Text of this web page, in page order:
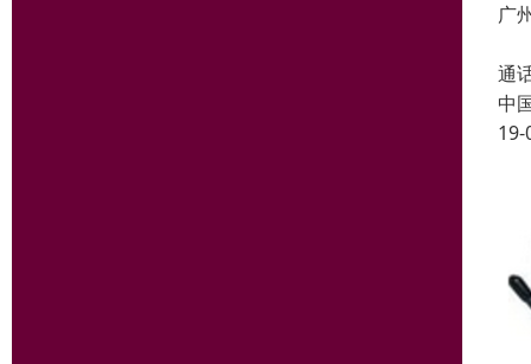
广
通
中
19-